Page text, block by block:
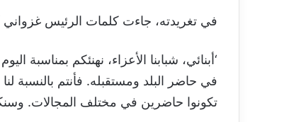
في تغريدته، جاءت كلمات الرئيس غزواني
‘أبنائي، شبابنا الأعزاء، نهنئكم بمناسبة
في حاضر البلد ومستقبله. فأنتم
تكونوا حاضرين في مختلف المجالات.